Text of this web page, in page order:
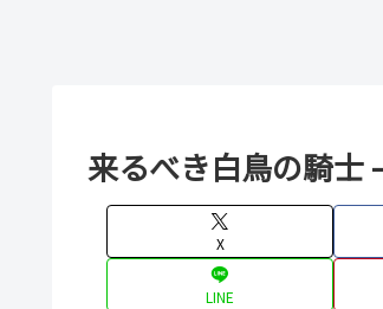
来るべき白鳥の騎士
X
LINE